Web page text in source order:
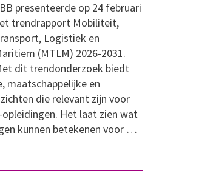
presenteerde op 24 februari
trendrapport Mobiliteit,
Logistiek en
(MTLM) 2026-2031.
dit trendonderzoek biedt
maatschappelijke en
die relevant zijn voor
Het laat zien wat
kunnen betekenen voor …